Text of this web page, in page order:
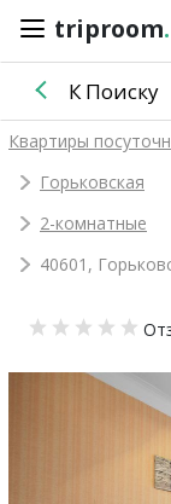
triproom
triproom
Российский
Войти /
объявление
К Поиску
Квартиры
Горьковская
2-комнатные
40601,